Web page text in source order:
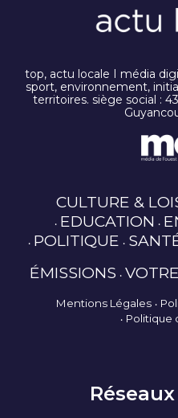
top, actu locale I média
sport, environnement,
territoires. siège social :
CULTURE &
EDUCATION
POLITIQUE
ÉMISSIONS
Mentions Légales
Politique